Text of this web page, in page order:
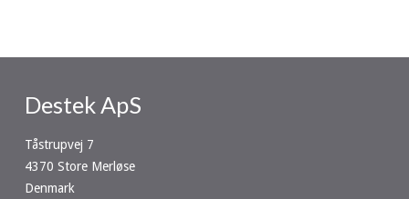
Destek ApS
Tåstrupvej 7
4370 Store Merløse
Denmark